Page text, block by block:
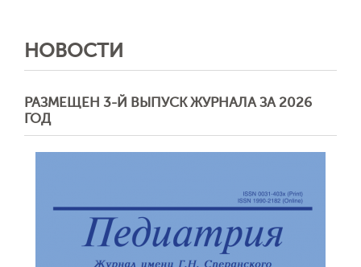
НОВОСТИ
РАЗМЕЩЕН 3-Й ВЫПУСК ЖУРНАЛА ЗА 2026
ГОД